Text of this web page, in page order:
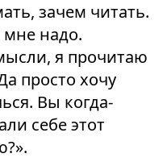
зачем читать.
мне надо.
я прочитаю
просто хочу
Вы когда-
себе этот